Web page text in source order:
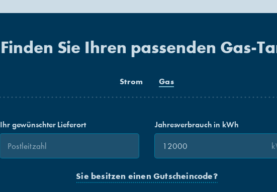
Finden Sie Ihren passenden Gas-
Strom Gas
Ihr gewünschter Lieferort Jahresverbrauch in kWh
Sie besitzen einen Gutscheincode?